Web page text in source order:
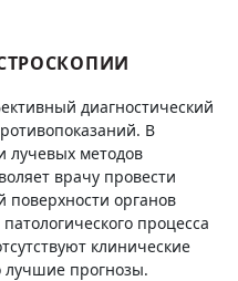
диагностический
В
лучевых методов
врачу провести
поверхности органов
процесса
клинические
лучшие прогнозы.